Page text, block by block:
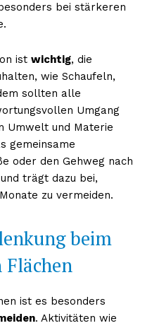
bei stärkeren
ist wichtig, die
wie Schaufeln,
sollten alle
Umgang
Umwelt und Materie
gemeinsame
oder den Gehweg nach
trägt dazu bei,
zu vermeiden.
beim
ist es besonders
. Aktivitäten wie